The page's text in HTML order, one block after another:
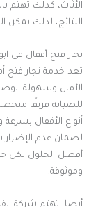
الأثاث، كذلك تهتم
النتائج، لذلك يمكن
نجار فتح أقفال في
تعد خدمة نجار فتح
الأمان وسهولة
للصيانة فريقًا
أنواع الأقفال
لضمان عدم الإضرار
أفضل الحلول لكل
وموثوقة.